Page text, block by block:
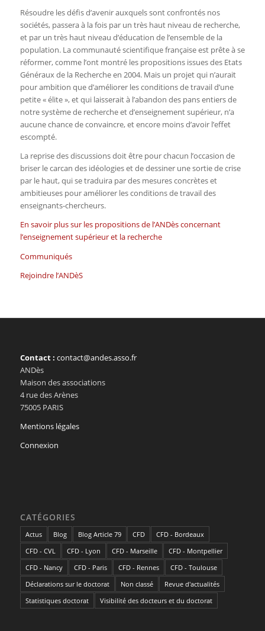
Résoudre les défis d’avenir auxquels sont confrontés nos
sociétés, passera à la fois par un très haut niveau de recherche,
et par un très haut niveau d’éducation de l’ensemble de la
population. La communauté scientifique française est prête à se
réformer, comme l’ont montré les propositions issues des Etats
Généraux de la Recherche en 2004. Mais un projet qui n’aurait
pour ambition que d’améliorer les conditions de travail d’une
petite « élite », et qui laisserait à l’abandon des pans entiers de
notre système de recherche et d’enseignement supérieur, n’a
aucune chance de convaincre, et encore moins d’avoir l’effet
escompté.
La reprise des discussions doit être pour chacun l’occasion de
briser le carcan des idéologies et de dessiner une sortie de crise
par le haut, qui se traduira par des mesures concrètes et
ambitieuses pour améliorer les conditions de travail des
enseignants-chercheurs.
En savoir plus sur les propositions de l’ANDès concernant
l’enseignement supérieur et la recherche
Communiqués
Rejoindre l’ANDèS
Contact : contact@andes.asso.fr
ANDès
Maison des associations
4 rue des Arènes
75005 PARIS
Mentions légales
Connexion
CATÉGORIES
Actus Blog Blog Article 79 CFD
CFD - Bordeaux
CFD - CVL
CFD - Lyon CFD - Marseille
CFD - Montpellier
CFD - Nancy
CFD - Paris CFD - Rennes
CFD - Toulouse
Déclarations sur le doctorat
Non classé
Revue d'actualités
Statistiques doctorat
Visibilité des docteurs et du doctorat